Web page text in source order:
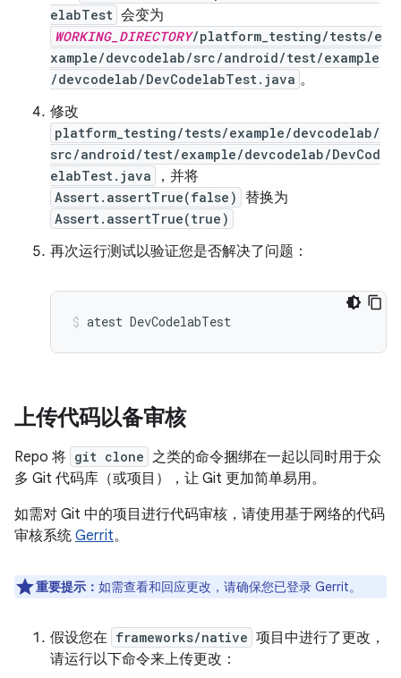
elabTest 会变为
WORKING_DIRECTORY/platform_testing/tests/e
xample/devcodelab/src/android/test/example
/devcodelab/DevCodelabTest.java 。
修改
platform_testing/tests/example/devcodelab/
src/android/test/example/devcodelab/DevCod
elabTest.java
，并将
Assert.assertTrue(false) 替换为
Assert.assertTrue(true)
再次运行测试以验证您是否解决了问题：
atest DevCodelabTest
上传代码以备审核
Repo 将 git clone 之类的命令捆绑在一起以同时用于众
多 Git 代码库（或项目），让 Git 更加简单易用。
如需对 Git 中的项目进行代码审核，请使用基于网络的代码
审核系统 Gerrit。
重要提示： 如需查看和回应更改，请确保您已登录 Gerrit。
假设您在 frameworks/native 项目中进行了更改，
请运行以下命令来上传更改：